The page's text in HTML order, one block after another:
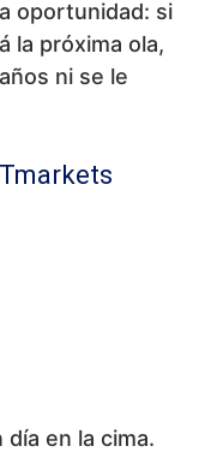
oportunidad: si
la próxima ola,
ni se le
en la cima.